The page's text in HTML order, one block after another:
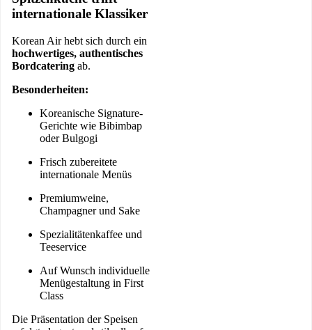
internationale Klassiker
Korean Air hebt sich durch ein
hochwertiges, authentisches
Bordcatering ab.
Besonderheiten:
Koreanische Signature-
Gerichte wie Bibimbap
oder Bulgogi
Frisch zubereitete
internationale Menüs
Premiumweine,
Champagner und Sake
Spezialitätenkaffee und
Teeservice
Auf Wunsch individuelle
Menügestaltung in First
Class
Die Präsentation der Speisen